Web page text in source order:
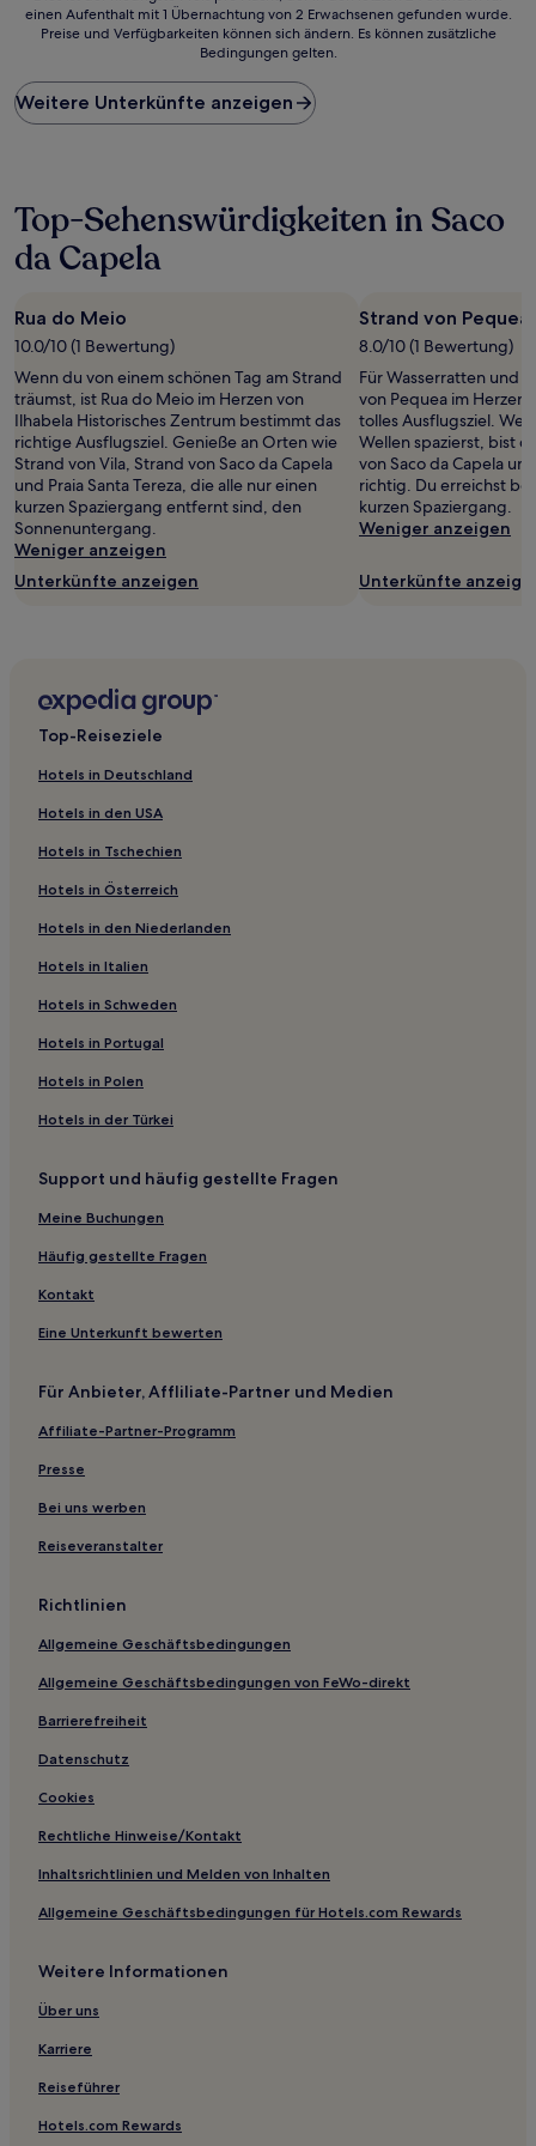
ist
Preis
pro
Nacht,
letzten
24 Stunden
für
einen
mit
1 Übernachtung
2 Erwachsenen
gefunden
wurde.
Preise
und
Verfügbarkeiten
können
sich
ändern.
Es
einen Aufenthalt mit 1 Übernachtung von 2 Erwachsenen gefunden wurde.
Preise und Verfügbarkeiten können sich ändern. Es können zusätzliche
Bedingungen gelten.
Weitere Unterkünfte anzeigen
Top-Sehenswürdigkeiten in Saco
da Capela
Rua do Meio
10.0/10 (1 Bewertung)
Wenn du von einem schönen Tag am Strand
träumst, ist Rua do Meio im Herzen von
Ilhabela Historisches Zentrum bestimmt das
richtige Ausflugsziel. Genieße an Orten wie
Strand von Vila, Strand von Saco da Capela
und Praia Santa Tereza, die alle nur einen
kurzen Spaziergang entfernt sind, den
Sonnenuntergang.
Weniger anzeigen
Unterkünfte anzeigen
Strand von Pequea
8.0/10 (1 Bewertung)
Für Wasserratten und
von Pequea im Herzen
tolles Ausflugsziel.
Wellen spazierst, bist
von Saco da Capela
richtig. Du erreichst
kurzen Spaziergang.
Weniger anzeigen
Unterkünfte
Top-Reiseziele
Hotels in Deutschland
Hotels in den USA
Hotels in Tschechien
Hotels in Österreich
Hotels in den Niederlanden
Hotels in Italien
Hotels in Schweden
Hotels in Portugal
Hotels in Polen
Hotels in der Türkei
Support und häufig gestellte Fragen
Meine Buchungen
Häufig gestellte Fragen
Kontakt
Eine Unterkunft bewerten
Für Anbieter, Affliliate-Partner und Medien
Affiliate-Partner-Programm
Presse
Bei uns werben
Reiseveranstalter
Richtlinien
Allgemeine Geschäftsbedingungen
Allgemeine Geschäftsbedingungen von FeWo-direkt
Barrierefreiheit
Datenschutz
Cookies
Rechtliche Hinweise/Kontakt
Inhaltsrichtlinien und Melden von Inhalten
Allgemeine Geschäftsbedingungen für Hotels.com Rewards
Weitere Informationen
Über uns
Karriere
Reiseführer
Hotels.com Rewards